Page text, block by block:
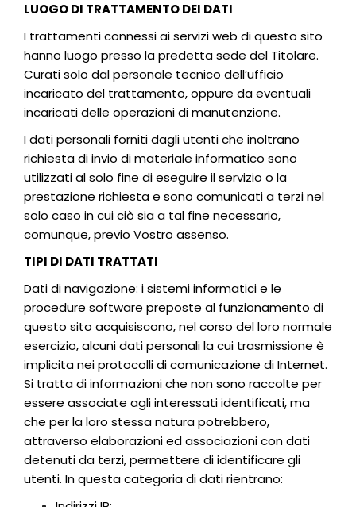
LUOGO DI TRATTAMENTO DEI DATI
I trattamenti connessi ai servizi web di questo sito
hanno luogo presso la predetta sede del Titolare.
Curati solo dal personale tecnico dell’ufficio
incaricato del trattamento, oppure da eventuali
incaricati delle operazioni di manutenzione.
I dati personali forniti dagli utenti che inoltrano
richiesta di invio di materiale informatico sono
utilizzati al solo fine di eseguire il servizio o la
prestazione richiesta e sono comunicati a terzi nel
solo caso in cui ciò sia a tal fine necessario,
comunque, previo Vostro assenso.
TIPI DI DATI TRATTATI
Dati di navigazione: i sistemi informatici e le
procedure software preposte al funzionamento di
questo sito acquisiscono, nel corso del loro normale
esercizio, alcuni dati personali la cui trasmissione è
implicita nei protocolli di comunicazione di Internet.
Si tratta di informazioni che non sono raccolte per
essere associate agli interessati identificati, ma
che per la loro stessa natura potrebbero,
attraverso elaborazioni ed associazioni con dati
detenuti da terzi, permettere di identificare gli
utenti. In questa categoria di dati rientrano: